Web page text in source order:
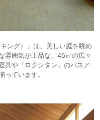
ング）」は、美しい庭を眺め
雰囲気が上品な、45㎡の広々
具や「ロクシタン」のバスア
っています。